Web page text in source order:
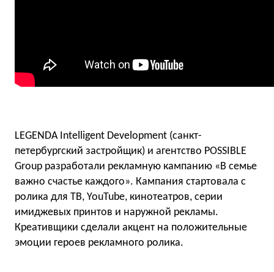
LEGENDA Intelligent Development (санкт-
петербургский застройщик) и агентство POSSIBLE
Group разработали рекламную кампанию «В семье
важно счастье каждого». Кампания стартовала с
ролика для ТВ, YouTube, кинотеатров, серии
имиджевых принтов и наружной рекламы.
Креативщики сделали акцент на положительные
эмоции героев рекламного ролика.